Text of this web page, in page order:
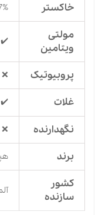
خاکستر
مولتی
ویتامین
✔️
پروبیوتیک ❌
غلات ✔️
نگهدارنده ❌
برند
کشور
سازنده